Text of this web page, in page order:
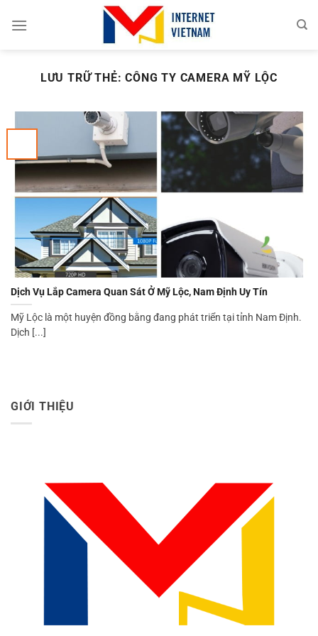
đến
LƯU TRỮ THẺ:CÔNG TY CAMERA MỸ LỘC
Dịch Vụ Lắp Camera Quan Sát Ở Mỹ Lộc, Nam Định Uy Tín
Mỹ Lộc là một huyện đồng bằng đang phát triển tại tỉnh Nam Định.
Dịch [...]
GIỚI THIỆU